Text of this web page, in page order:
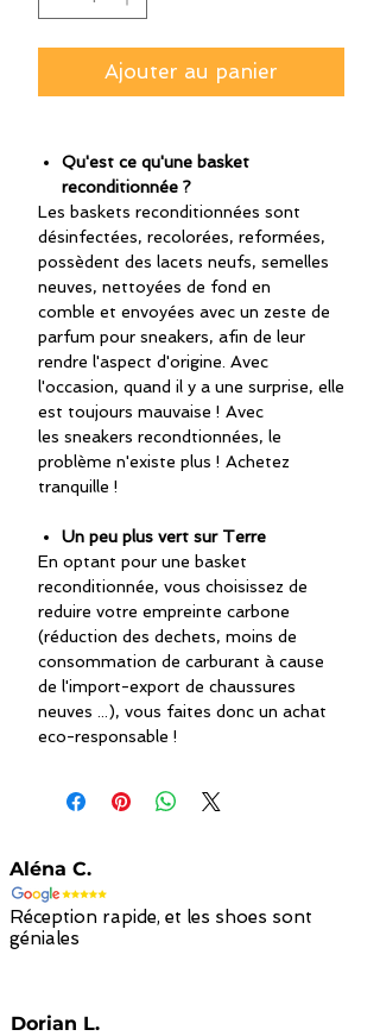
Ajouter au panier
Qu'est ce qu'une basket
reconditionnée ?
Les baskets reconditionnées sont
désinfectées, recolorées, reformées,
possèdent des lacets neufs, semelles
neuves, nettoyées de fond en
comble et envoyées avec un zeste de
parfum pour sneakers, afin de leur
rendre l'aspect d'origine. Avec
l'occasion, quand il y a une surprise, elle
est toujours mauvaise ! Avec
les sneakers recondtionnées, le
problème n'existe plus ! Achetez
tranquille !
Un peu plus vert sur Terre
En optant pour une basket
reconditionnée, vous choisissez de
reduire votre empreinte carbone
(réduction des dechets, moins de
consommation de carburant à cause
de l'import-export de chaussures
neuves ...), vous faites donc un achat
eco-responsable !
Aléna C.
Réception rapide, et les shoes sont
géniales
Dorian L.